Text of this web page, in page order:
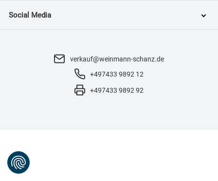
Social Media
verkauf@weinmann-schanz.de
+497433 9892 12
+497433 9892 92